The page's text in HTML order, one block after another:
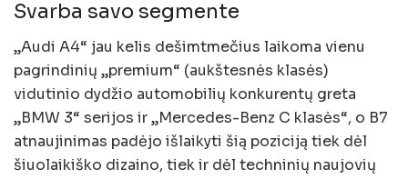
Svarba savo segmente
„Audi A4“ jau kelis dešimtmečius laikoma vienu
pagrindinių „premium“ (aukštesnės klasės)
vidutinio dydžio automobilių konkurentų greta
„BMW 3“ serijos ir „Mercedes-Benz C klasės“, o B7
atnaujinimas padėjo išlaikyti šią poziciją tiek dėl
šiuolaikiško dizaino, tiek ir dėl techninių naujovių